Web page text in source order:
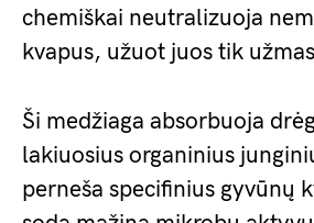
chemiškai neutralizuoja
kvapus, užuot juos tik
Ši medžiaga absorbuoja
lakiuosius organinius
perneša specifinius gyvūnų